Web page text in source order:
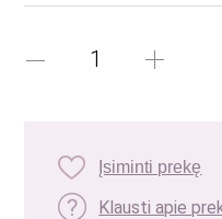
Įsiminti prekę
Klausti apie